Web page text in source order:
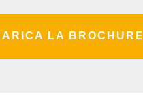
LA BROCHURE